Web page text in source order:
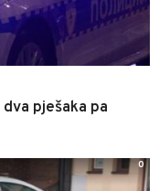
pješaka pa
0